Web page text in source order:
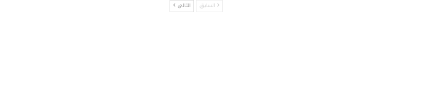
السابق التالي